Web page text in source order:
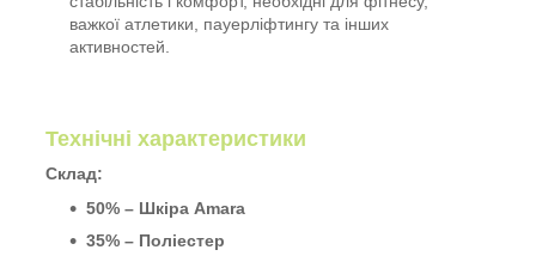
важкої атлетики, пауерліфтингу та інших
активностей.
Технічні характеристики
Склад:
50% – Шкіра Amara
35% – Поліестер